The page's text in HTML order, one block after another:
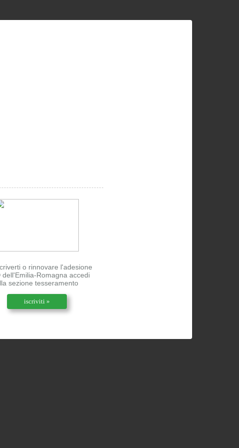
o rinnovare l'adesione
dell'Emilia-Romagna accedi
sezione tesseramento